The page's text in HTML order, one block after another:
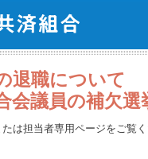
退職につい
会議員の補欠
は担当者専用ページをご覧く